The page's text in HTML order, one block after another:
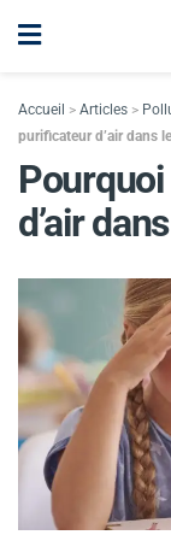
Accueil > Articles >
purificateur d’air dans
d’air